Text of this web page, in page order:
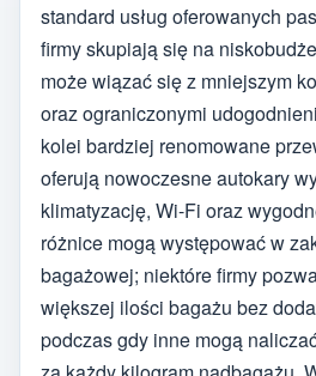
standard usług oferowanych
firmy skupiają się na
może wiązać się z mniejszym
oraz ograniczonymi
kolei bardziej renomowane
oferują nowoczesne autokary
klimatyzację, Wi-Fi oraz
różnice mogą występować w
bagażowej; niektóre firmy
większej ilości bagażu bez
podczas gdy inne mogą